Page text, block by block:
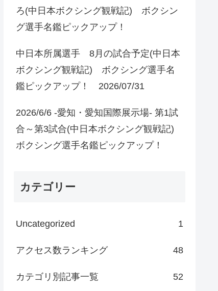
ろ(中日本ボクシング観戦記) ボクシン
グ選手名鑑ピックアップ！
中日本所属選手 8月の試合予定(中日本
ボクシング観戦記) ボクシング選手名
鑑ピックアップ！ 2026/07/31
2026/6/6 -愛知・愛知国際展示場- 第1試
合～第3試合(中日本ボクシング観戦記)
ボクシング選手名鑑ピックアップ！
カテゴリー
Uncategorized 1
アクセス数ランキング 48
カテゴリ別記事一覧 52